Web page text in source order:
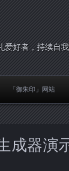
爱好者，持续自
「御朱印」网站
成器演